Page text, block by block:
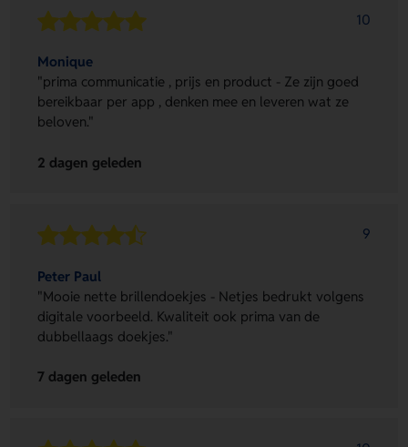
10
Monique
"prima communicatie , prijs en product - Ze zijn goed
bereikbaar per app , denken mee en leveren wat ze
beloven."
2 dagen geleden
9
Peter Paul
"Mooie nette brillendoekjes - Netjes bedrukt volgens
digitale voorbeeld. Kwaliteit ook prima van de
dubbellaags doekjes."
7 dagen geleden